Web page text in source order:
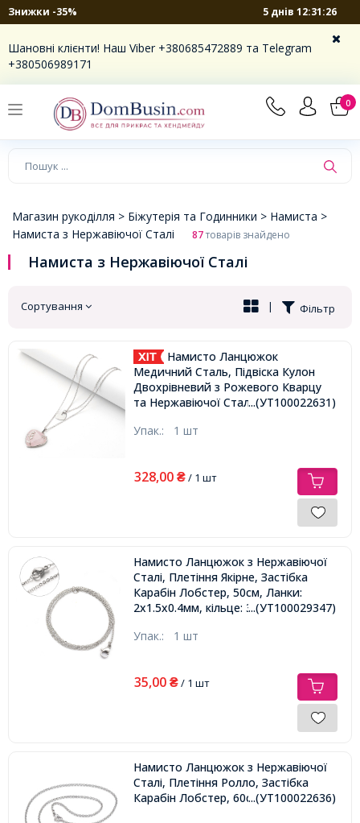
Знижки -35% 5 днів 12:31:25
Шановні клієнти! Наш Viber +380685472889 та Telegram
+380506989171
0
×
Магазин рукоділля > Біжутерія та Годинники > Намиста >
Намиста з Нержавіючої Сталі
87товарів знайдено
Намиста з Нержавіючої Сталі
Сортування Фільтр
|
Намисто Ланцюжок
Медичний Сталь, Підвіска Кулон
Двохрівневий з Рожевого Кварцу
та Нержавіючої Сталі Серце, 40.3см,
...(УТ100022631)
Упак.: 1 шт
328,00 ₴/ 1 шт
Намисто Ланцюжок з Нержавіючої
Сталі, Плетіння Якірне, Застібка
Карабін Лобстер, 50см, Ланки:
2x1.5x0.4мм, кільце: 3х0.5мм,...(УТ100029347)
Упак.: 1 шт
35,00 ₴/ 1 шт
Намисто Ланцюжок з Нержавіючої
Сталі, Плетіння Ролло, Застібка
Карабін Лобстер, 60см,...(УТ100022636)